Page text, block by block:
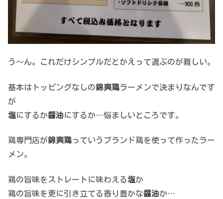
う～ん。これだけシンプルだとかえって選ぶのが難しい。
基本はトッピングなしの錦爽鶏ラーメンで決まりなんです
が
塩にするか醤油にするか…悩ましいところです。
鶏専門店が錦爽鶏っていうブランド鶏を使って作ったラー
メン。
鶏の旨味をストレートに味わえる塩か
鶏の旨味を更に引き立てる香り豊かな醤油か…